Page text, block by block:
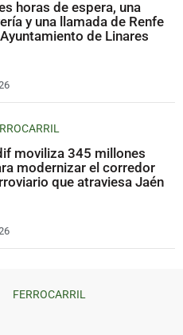
horas de espera, una
y una llamada de Renfe
de Linares
moviliza 345 millones
modernizar el corredor
que atraviesa Jaén
FERROCARRIL